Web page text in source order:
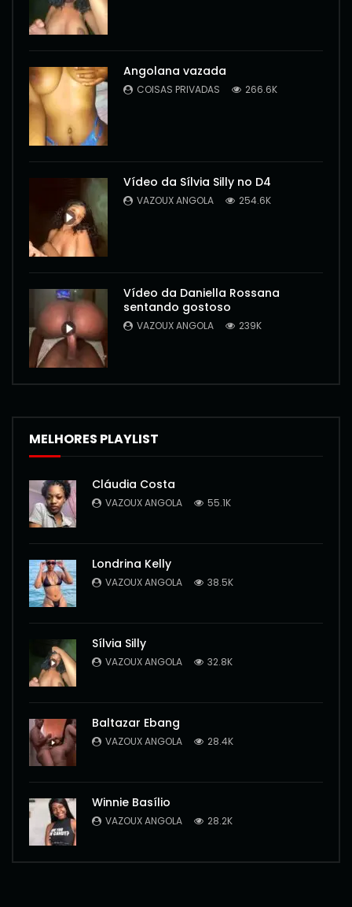
Angolana vazada
COISAS PRIVADAS 266.6K
Vídeo da Sílvia Silly no D4
VAZOUX ANGOLA 254.6K
Vídeo da Daniella Rossana
sentando gostoso
VAZOUX ANGOLA 239K
MELHORES PLAYLIST
Cláudia Costa
VAZOUX ANGOLA 55.1K
Londrina Kelly
VAZOUX ANGOLA 38.5K
Sílvia Silly
VAZOUX ANGOLA 32.8K
Baltazar Ebang
VAZOUX ANGOLA 28.4K
Winnie Basílio
VAZOUX ANGOLA 28.2K